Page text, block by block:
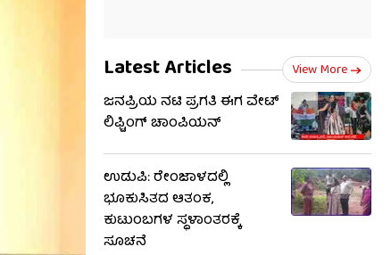
Latest Articles View More
ಜನಪ್ರಿಯ ನಟಿ ಪ್ರಗತಿ ಈಗ ವೇಟ್​​
ಲಿಫ್ಟಿಂಗ್ ಚಾಂಪಿಯನ್
ಉಡುಪಿ: ರೇಂಜಾಳದಲ್ಲಿ
ಭೂಕುಸಿತದ ಆತಂಕ,
ಕುಟುಂಬಗಳ ಸ್ಥಳಾಂತರಕ್ಕೆ
ಸೂಚನೆ